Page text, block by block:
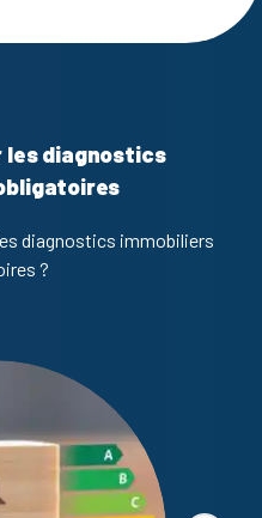
les diagnostics
diagnostics immobiliers
?